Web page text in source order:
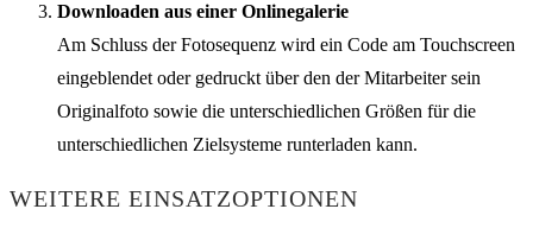
Downloaden aus einer Onlinegalerie
Am Schluss der Fotosequenz wird ein Code am Touchscreen
eingeblendet oder gedruckt über den der Mitarbeiter sein
Originalfoto sowie die unterschiedlichen Größen für die
unterschiedlichen Zielsysteme runterladen kann.
WEITERE EINSATZOPTIONEN